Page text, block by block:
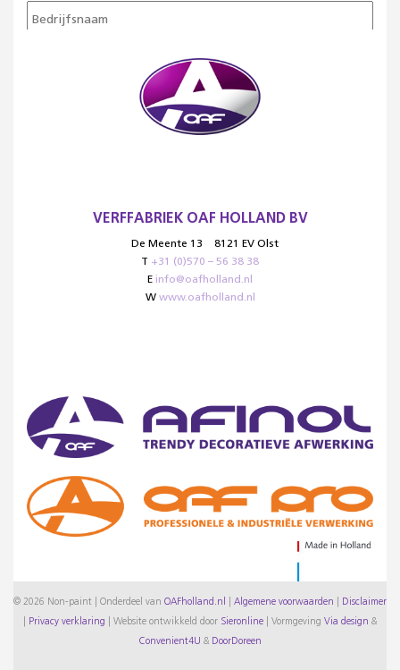
VERFFABRIEK OAF HOLLAND BV
De Meente 13
8121 EV Olst
T +31 (0)570 – 56 38 38
E info@oafholland.nl
W www.oafholland.nl
© 2026 Non-paint | Onderdeel van OAFholland.nl Algemene voorwaarden Disclaimer
Privacy verklaring Website ontwikkeld door Sieronline Vormgeving Via design &
Convenient4U & DoorDoreen